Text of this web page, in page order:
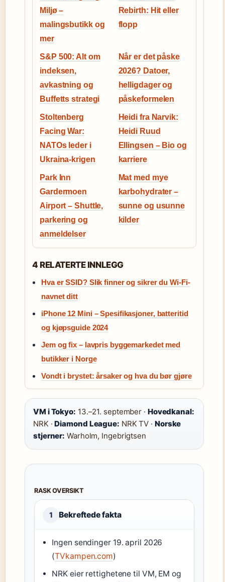
Miljø –
malingsbutikk og
mer
Rebirth: Hit eller
flopp
S&P 500: Alt om
indeksen,
avkastning og
Buffetts strategi
Når er det påske
2026? Datoer,
helligdager og
påskeformelen
Stoltenberg
Facing War:
NATOs leder i
Ukraina-krigen
Heidi fra Narvik:
Heidi Ruud
Ellingsen – Bio og
karriere
Park Inn
Gardermoen
Airport – Shuttle,
parkering og
anmeldelser
Mat med mye
karbohydrater –
sunne og usunne
kilder
4 RELATERTE INNLEGG
Hva er SSID? Slik finner og sikrer du Wi-Fi-
navnet ditt
iPhone 12 Mini – Spesifikasjoner, batteritid
og kjøpsguide 2024
Jem og fix – lavpris byggemarkedet med
butikker i Norge
Vondt i brystet: årsaker og hva du bør gjøre
VM i Tokyo: 13.–21. september · Hovedkanal:
NRK ·Diamond League: NRK TV · Norske
stjerner: Warholm, Ingebrigtsen
RASK OVERSIKT
1 Bekreftede fakta
Ingen sendinger 19. april 2026
(TVkampen.com)
NRK eier rettighetene til VM, EM og